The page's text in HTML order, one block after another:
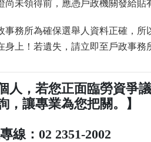
尚未領得前，應憑戶政機關發給貼
事務所為確保選舉人資料正確，
上！若遺失，請立即至戶政事務
人，若您正面臨勞資爭
，讓專業為您把關。】
線：02 2351-2002